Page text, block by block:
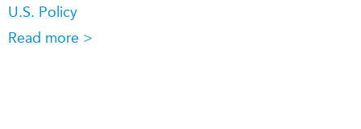
U.S. Policy
Read more >